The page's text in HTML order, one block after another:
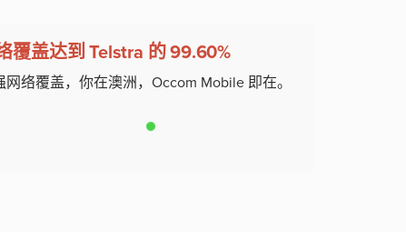
覆盖达到 Telstra 的 99.60%
网络覆盖，你在澳洲，Occom Mobile 即在。